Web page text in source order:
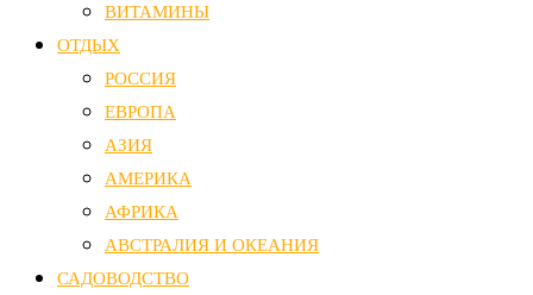
ВИТАМИНЫ
ОТДЫХ
РОССИЯ
ЕВРОПА
АЗИЯ
АМЕРИКА
АФРИКА
АВСТРАЛИЯ И ОКЕАНИЯ
САДОВОДСТВО